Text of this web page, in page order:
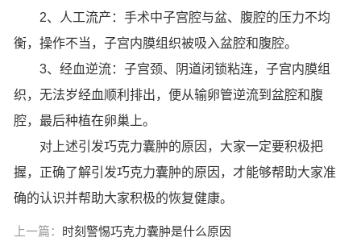
2、人工流产：手术中子宫腔与盆、腹腔的压力不均
衡，操作不当，子宫内膜组织被吸入盆腔和腹腔。
3、经血逆流：子宫颈、阴道闭锁粘连，子宫内膜组
织，无法岁经血顺利排出，便从输卵管逆流到盆腔和腹
腔，最后种植在卵巢上。
对上述引发巧克力囊肿的原因，大家一定要积极把
握，正确了解引发巧克力囊肿的原因，才能够帮助大家准
确的认识并帮助大家积极的恢复健康。
上一篇： 时刻警惕巧克力囊肿是什么原因